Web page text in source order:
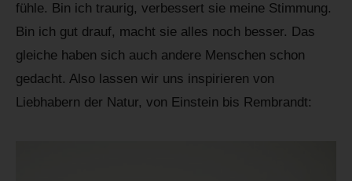
fühle. Bin ich traurig, verbessert sie meine Stimmung.
Bin ich gut drauf, macht sie alles noch besser. Das
gleiche haben sich auch andere Menschen schon
gedacht. Also lassen wir uns inspirieren von
Liebhabern der Natur, von Einstein bis Rembrandt: